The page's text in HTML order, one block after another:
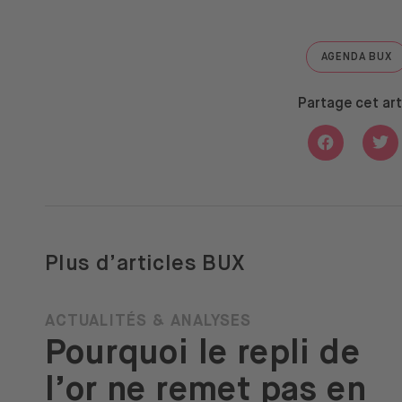
AGENDA BUX
Partage cet
Share with
Plus d’articles BUX
ACTUALITÉS & ANALYSES
Pourquoi le repli de
l’or ne remet pas en